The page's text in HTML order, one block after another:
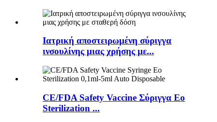
Ιατρική αποστειρωμένη σύριγγα
ινσουλίνης μιας χρήσης με...
CE/FDA Safety Vaccine Σύριγγα Eo
Sterilization ...